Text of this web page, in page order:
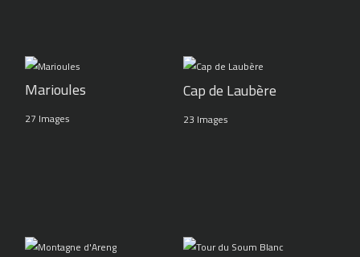
Marioules
27 Images
Cap de Laubère
23 Images